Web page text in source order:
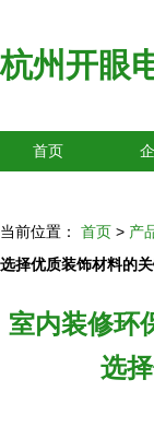
杭州开眼
首页
当前位置： 首页 > 产
选择优质装饰材料的
室内装修环
选